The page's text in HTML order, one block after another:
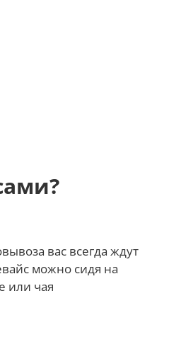
вас всегда ждут
можно сидя на
или чая